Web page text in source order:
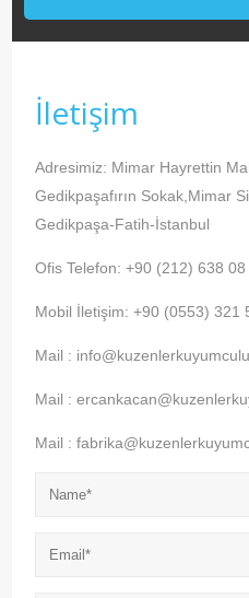
İletişim
Adresimiz: Mimar Hayrettin
Gedikpaşafırın Sokak,Mimar
Gedikpaşa-Fatih-İstanbul
Ofis Telefon: +90 (212) 638 08
Mobil İletişim: +90 (0553) 321
Mail :
Mail :
Mail :